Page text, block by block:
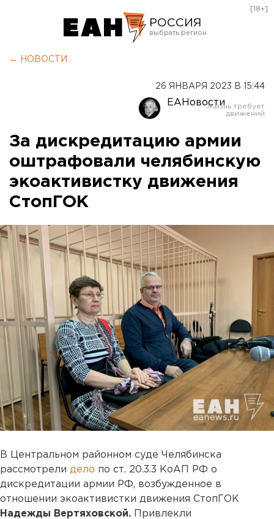
РОССИЯ
Оренбург
[18+]
← НОВОСТИ
26 ЯНВАРЯ 2023 В 15:44
ЕАНовости
За дискредитацию армии
оштрафовали челябинскую
экоактивистку движения
СтопГОК
В Центральном районном суде Челябинска
рассмотрели дело по ст. 20.3.3 КоАП РФ о
дискредитации армии РФ, возбужденное в
отношении экоактивистки движения СтопГОК
Надежды Вертяховской. Привлекли